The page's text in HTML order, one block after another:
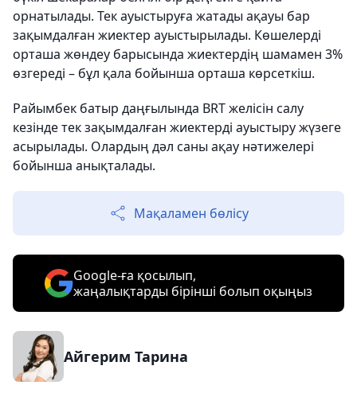
орнатылады. Тек ауыстыруға жатады ақауы бар
зақымдалған жиектер ауыстырылады. Көшелерді
орташа жөндеу барысында жиектердің шамамен 3%
өзгереді – бұл қала бойынша орташа көрсеткіш.
Райымбек батыр даңғылында BRT желісін салу
кезінде тек зақымдалған жиектерді ауыстыру жүзеге
асырылады. Олардың дәл саны ақау нәтижелері
бойынша анықталады.
Мақаламен бөлісу
Google-ға қосылып,
жаңалықтарды бірінші болып оқыңыз
Айгерим Тарина